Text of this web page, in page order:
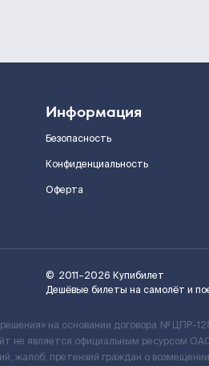
Информация
Безопасность
Конфиденциальность
Оферта
© 2011–2026 Купибилет
Дешёвые билеты на самолёт и
на основании договора № ЦПР-
является официальным ресурсом
жалоб, претензий граждан о